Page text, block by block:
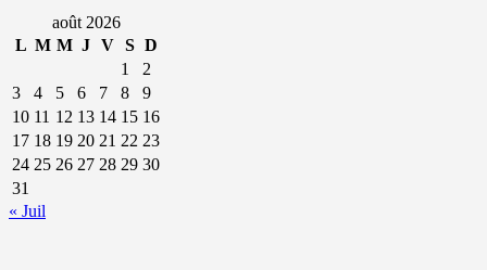
août 2026
L M M J V S D
1
2
3
4 5 6 7 8
9
10 11 12 13 14 15 16
17 18 19 20 21 22 23
24 25 26 27 28 29 30
31
« Juil